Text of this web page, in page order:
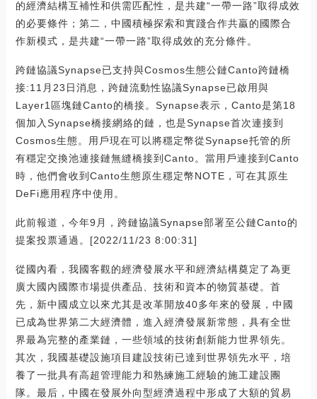
的經濟結構互補性和供需匹配性，是共建“一帶一路”取得成效
的必要條件；第二，中國積極探索和實踐合作共贏的國際合
作新模式，是共建“一帶一路”取得成效的充分條件。
跨鏈協議Synapse已支持與Cosmos生態公鏈Canto跨鏈橋
接:11月23日消息，跨鏈流動性協議Synapse已啟用與
Layer1區塊鏈Canto的橋接。Synapse表示，Canto是第18
個加入Synapse橋接網絡的鏈，也是Synapse首次連接到
Cosmos生態。用戶現在可以將穩定幣從Synapse托管的所
有穩定交換池連接鏈無縫橋接到Canto。當用戶連接到Canto
時，他們會收到Canto生態原生穩定幣NOTE，可在其原生
DeFi應用程序中使用。
此前報道，今年9月，跨鏈協議Synapse部署至公鏈Canto的
提案投票通過。[2022/11/23 8:00:31]
從國內看，我國客觀的經濟發展水平和經濟結構奠定了為更
廣大國內國際市場提供產品、技術和資本的物質基礎。首
先，新中國成立以來尤其是改革開放40多年來的發展，中國
已成為世界第二大經濟體，進入經濟發展新常態，具有全世
界最為完整的產業鏈，一些領域的技術創新能力世界領先。
其次，我國基礎設施項目建設技術已達到世界領先水平，培
養了一批具有高超管理能力和熟練施工經驗的施工建設團
隊。最后，中國在發展外向型經濟過程中形成了大額的貿易